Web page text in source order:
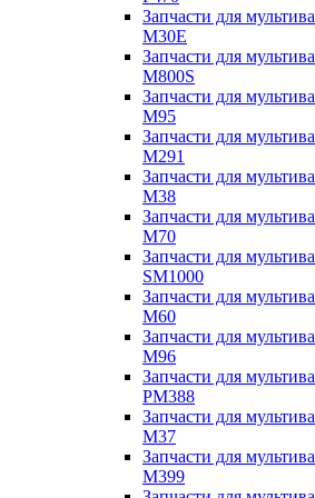
Запчасти для
M30E
Запчасти для
M800S
Запчасти для
M95
Запчасти для
M291
Запчасти для
M38
Запчасти для
M70
Запчасти для
SM1000
Запчасти для
M60
Запчасти для
M96
Запчасти для
PM388
Запчасти для
M37
Запчасти для
M399